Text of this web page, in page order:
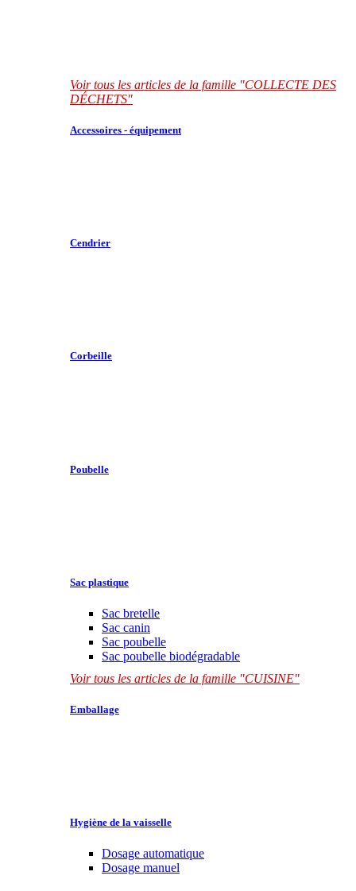
Voir tous les articles de la famille "COLLECTE DES
DÉCHETS"
Accessoires - équipement
Cendrier
Corbeille
Poubelle
Sac plastique
Sac bretelle
Sac canin
Sac poubelle
Sac poubelle biodégradable
Voir tous les articles de la famille "CUISINE"
Emballage
Hygiène de la vaisselle
Dosage automatique
Dosage manuel